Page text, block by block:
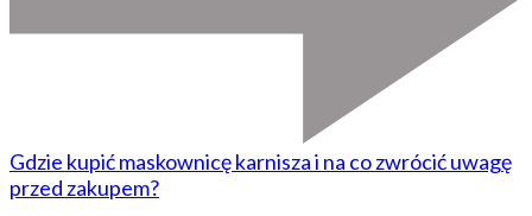
Gdzie kupić maskownicę karnisza i na co zwrócić uwagę
przed zakupem?